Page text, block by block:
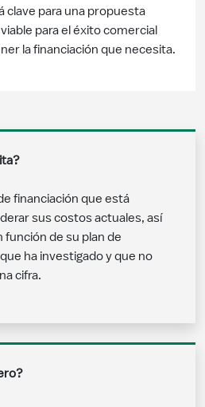
clave para una propuesta
para el éxito comercial
la financiación que necesita.
financiación que está
sus costos actuales, así
de su plan de
ha investigado y que no
cifra.